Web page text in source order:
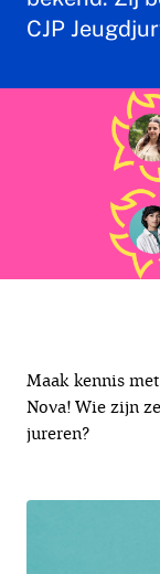
CJP
Maak kennis
Nova! Wie zijn
jureren?